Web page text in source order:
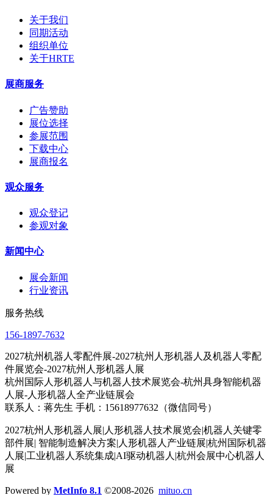
关于我们
同期活动
组织单位
关于HRTE
展商服务
广告赞助
展位选择
参展范围
下载中心
展商报名
观众服务
观众登记
参观对象
新闻中心
展会新闻
行业资讯
服务热线
156-1897-7632
2027杭州机器人零配件展-2027杭州人形机器人及机器人零配
件展览会-2027杭州人形机器人展
杭州国际人形机器人与机器人技术展览会-杭州具身智能机器
人展-人形机器人全产业链展会
联系人：蒋先生 手机：15618977632（微信同号）
2027杭州人形机器人展|人形机器人技术展览会|机器人关键零
部件展| 智能制造解决方案|人形机器人产业链展|杭州国际机器
人展|工业机器人系统集成|AI驱动机器人|杭州会展中心机器人
展
Powered by MetInfo 8.1 ©2008-2026 mituo.cn